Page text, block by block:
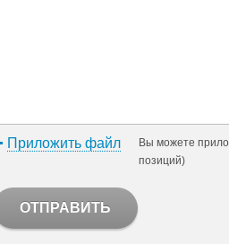
Приложить файл
Вы можете
позиций)
ОТПРАВИТЬ